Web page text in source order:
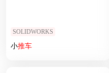
SOLIDWORKS
小推车